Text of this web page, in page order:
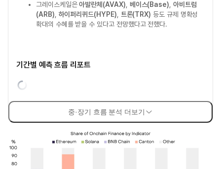
그레이스케일은아발란체(AVAX) 베이스(Base) 아비트럼
(ARB) 하이퍼리퀴드(HYPE) 트론(TRX) 등도 규제 명확성
확대의 수혜를 받을 수 있다고 전망했다고 전했다.
기간별 예측 흐름 리포트
중·장기 흐름 분석 더보기